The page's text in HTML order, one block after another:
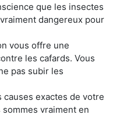
que les insectes
dangereux pour
vous offre une
les cafards. Vous
pas subir les
exactes de votre
vraiment en